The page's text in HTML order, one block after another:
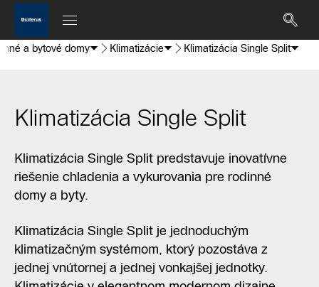
a bytové domy Klimatizácie Klimatizácia Single Split
Klimatizácia Single Split
Klimatizácia Single Split predstavuje inovatívne
riešenie chladenia a vykurovania pre rodinné
domy a byty.
Klimatizácia Single Split je jednoduchým
klimatizačným systémom, ktorý pozostáva z
jednej vnútornej a jednej vonkajšej jednotky.